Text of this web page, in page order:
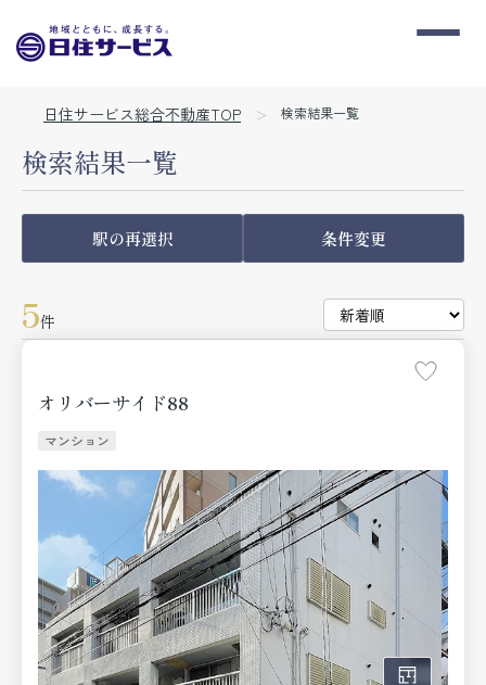
日住サービス総合不動産TOP 検索結果一覧
検索結果一覧
駅の再選択 条件変更
5件
オリバーサイド88
マンション